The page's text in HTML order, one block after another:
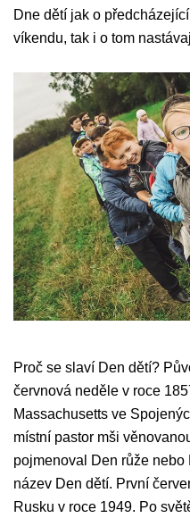
Dne dětí jak o
víkendu, tak i o tom
Proč se slaví Den dětí?
červnová neděle v roce
Massachusetts ve
místní pastor mši
pojmenoval Den růže nebo
název Den dětí. První
Rusku v roce 1949. Po